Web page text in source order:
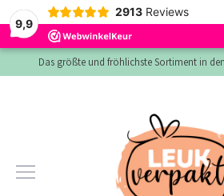
9,9
2913 Reviews
Direkt
zum
Das größte und fröhlichste Sortiment in